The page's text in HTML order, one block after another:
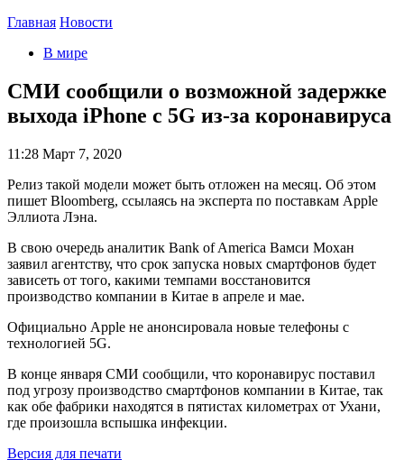
Главная Новости
В мире
СМИ сообщили о возможной задержке
выхода iPhone с 5G из-за коронавируса
11:28 Март 7, 2020
Релиз такой модели может быть отложен на месяц. Об этом
пишет Bloomberg, ссылаясь на эксперта по поставкам Apple
Эллиота Лэна.
В свою очередь аналитик Bank of America Вамси Мохан
заявил агентству, что срок запуска новых смартфонов будет
зависеть от того, какими темпами восстановится
производство компании в Китае в апреле и мае.
Официально Apple не анонсировала новые телефоны с
технологией 5G.
В конце января СМИ сообщили, что коронавирус поставил
под угрозу производство смартфонов компании в Китае, так
как обе фабрики находятся в пятистах километрах от Ухани,
где произошла вспышка инфекции.
Версия для печати